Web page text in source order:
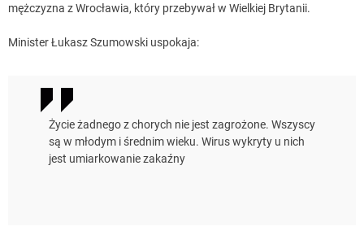
mężczyzna z Wrocławia, który przebywał w Wielkiej Brytanii.
Minister Łukasz Szumowski uspokaja:
Życie żadnego z chorych nie jest zagrożone. Wszyscy
są w młodym i średnim wieku. Wirus wykryty u nich
jest umiarkowanie zakaźny